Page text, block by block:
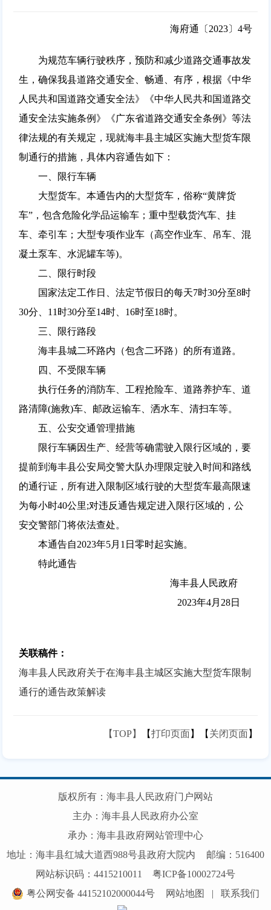
海府通〔2023〕4号
为规范车辆行驶秩序，预防和减少道路交通事故发
生，确保我县道路交通安全、畅通、有序，根据《中华
人民共和国道路交通安全法》《中华人民共和国道路交
通安全法实施条例》《广东省道路交通安全条例》等法
律法规的有关规定，现就海丰县主城区实施大型货车限
制通行的措施，具体内容通告如下：
一、限行车辆
大型货车。本通告内的大型货车，俗称“黄牌货
车”，包含危险化学品运输车；重中型载货汽车、挂
车、牵引车；大型专项作业车（高空作业车、吊车、混
凝土泵车、水泥罐车等)。
二、限行时段
国家法定工作日、法定节假日的每天7时30分至8时
30分、11时30分至14时、16时至18时。
三、限行路段
海丰县城二环路内（包含二环路）的所有道路。
四、不受限车辆
执行任务的消防车、工程抢险车、道路养护车、道
路清障(施救)车、邮政运输车、洒水车、清扫车等。
五、公安交通管理措施
限行车辆因生产、经营等确需驶入限行区域的，要
提前到海丰县公安局交警大队办理限定驶入时间和路线
的通行证，所有进入限制区域行驶的大型货车最高限速
为每小时40公里;对违反通告规定进入限行区域的，公
安交警部门将依法查处。
本通告自2023年5月1日零时起实施。
特此通告
海丰县人民政府
2023年4月28日
关联稿件：
海丰县人民政府关于在海丰县主城区实施大型货车限制
通行的通告政策解读
【TOP】 【打印页面】【 关闭页面】
版权所有：海丰县人民政府门户网站
主办：海丰县人民政府办公室
承办：海丰县政府网站管理中心
地址：海丰县红城大道西988号县政府大院内
邮编：516400
网站标识码：4415210011
粤ICP备10002724号
粤公网安备 44152102000044号
网站地图 联系我们